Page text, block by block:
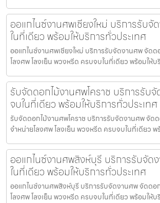
ออแกไนซ์งานศพเชียงใหม่ บริการรับ
ในที่เดียว พร้อมให้บริการทั่วประเทศ
ออแกไนซ์งานศพเชียงใหม่ บริการรับจัดงานศพ จัดด
โลงศพ โลงเย็น พวงหรีด ครบจบในที่เดียว พร้อมให้
รับจัดดอกไม้งานศพโคราช บริการรับ
จบในที่เดียว พร้อมให้บริการทั่วประเทศ
รับจัดดอกไม้งานศพโคราช บริการรับจัดงานศพ จัด
จำหน่ายโลงศพ โลงเย็น พวงหรีด ครบจบในที่เดียว
ออแกไนซ์งานศพสิงห์บุรี บริการรับจัด
ในที่เดียว พร้อมให้บริการทั่วประเทศ
ออแกไนซ์งานศพสิงห์บุรี บริการรับจัดงานศพ จัดดอ
โลงศพ โลงเย็น พวงหรีด ครบจบในที่เดียว พร้อมให้